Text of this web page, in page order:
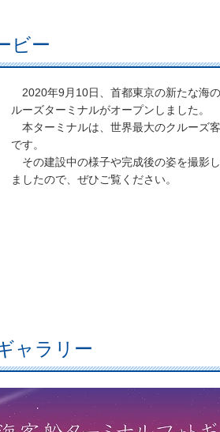
ビー
2020年9月10日、首都東京の新たな海
ルーズターミナルがオープンしました。
本ターミナルは、世界最大のクルーズ
です。
その建設中の様子や完成後の姿を撮影
ましたので、ぜひご覧ください。
ャラリー